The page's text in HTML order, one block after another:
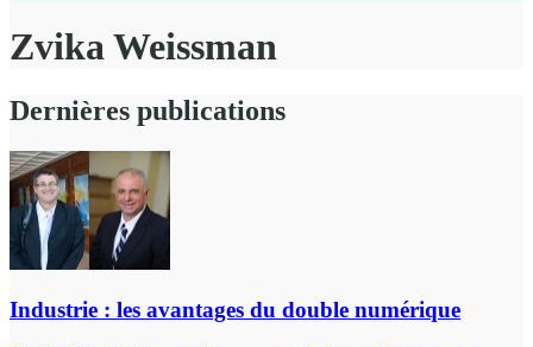
Zvika Weissman
Dernières publications
Industrie : les avantages du double numérique